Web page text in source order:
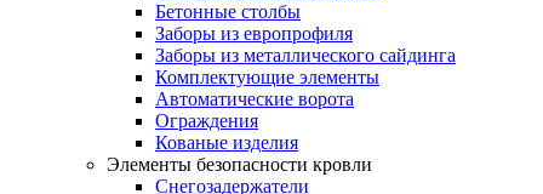
Бетонные столбы
Заборы из европрофиля
Заборы из металлического сайдинга
Комплектующие элементы
Автоматические ворота
Ограждения
Кованые изделия
Элементы безопасности кровли
Снегозадержатели